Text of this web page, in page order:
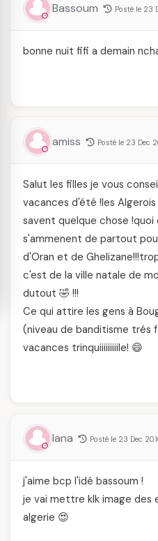
Bassoum Posté le 23
bonne nuit fifi a demain
amiss Posté le 23 Dec
Salut les filles je vous
vacances d'été !les
savent quelque chose
s'ammenent de partout
d'Oran et de
c'est de la ville natale de
dutout 🤣 !!!
Ce qui attire les gens à
(niveau de banditisme trés
vacances trinquiiiiiiiiile! 😄
lana Posté le 23 Dec
j'aime bcp l'idé bassoum !
je vai mettre klk image des
algerie 😍